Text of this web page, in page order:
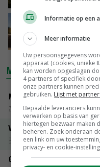
26-01-2018
MARKTPRIJZEN
Magere melkpoeder
Zuivel NL
Vleeskuikens 2001-2600 gr
Barneveld
Gerst
Informatie op een
Meer informatie
Uw persoonsgegevens
apparaat (cookies, unieke
kan worden opgeslagen
4 partners of specifiek
onze partners kunnen
gebruiken. Lijst met
Bepaalde leveranciers
verwerken op basis van
hiertegen bezwaar maken
beheren. Zoek onderaan
een link om uw
privacy- en cookie-